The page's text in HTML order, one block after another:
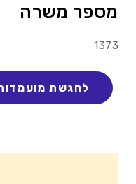
מספר משרה
1373